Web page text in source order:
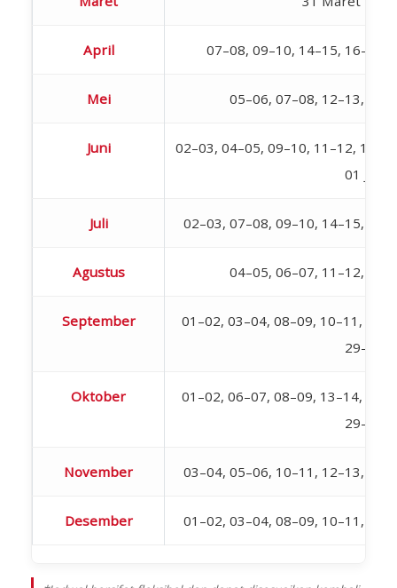
April 07–08, 09–10, 14–15, 16–17,
Mei 05–06, 07–08, 12–13,
Juni
02–03, 04–05, 09–10, 11–12,
01 Juli
Juli 02–03, 07–08, 09–10, 14–15,
Agustus 04–05, 06–07, 11–12,
September
01–02, 03–04, 08–09, 10–11,
29–30
Oktober
01–02, 06–07, 08–09, 13–14,
29–30
November 03–04, 05–06, 10–11, 12–13,
Desember 01–02, 03–04, 08–09, 10–11,